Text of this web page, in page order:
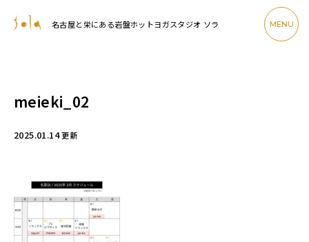
名古屋と栄にある岩盤ホットヨガスタジオ ソラ MENU
meieki_02
2025.01.14更新